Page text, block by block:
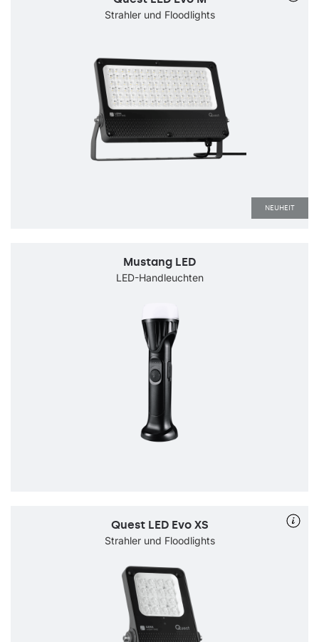
NEUHEIT
Strahler und Floodlights
Mustang LED
LED-Handleuchten
Quest LED Evo XS
Strahler und Floodlights